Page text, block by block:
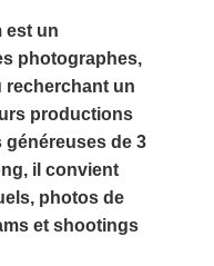
est un
photographes,
recherchant un
productions
généreuses de 3
, il convient
photos de
et shootings